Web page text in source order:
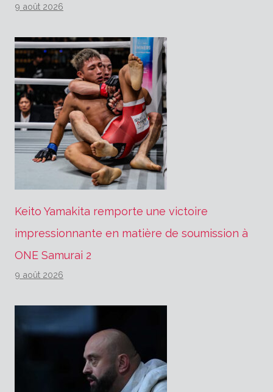
9 août 2026
Keito Yamakita remporte une victoire
impressionnante en matière de soumission à
ONE Samurai 2
9 août 2026